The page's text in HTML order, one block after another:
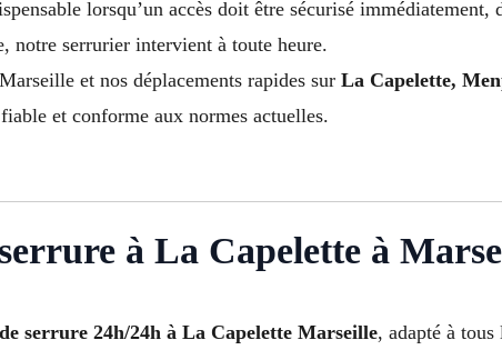
lorsqu’un accès doit être sécurisé
notre serrurier intervient à toute heure.
et nos déplacements rapides sur La Capelette,
et conforme aux normes actuelles.
à La Capelette à
serrure 24h/24h à La Capelette Marseille, adapté à tous